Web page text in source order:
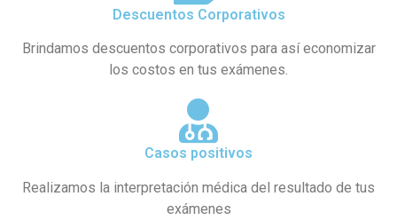
Descuentos Corporativos
Brindamos descuentos corporativos para así economizar
los costos en tus exámenes.
Casos positivos
Realizamos la interpretación médica del resultado de tus
exámenes